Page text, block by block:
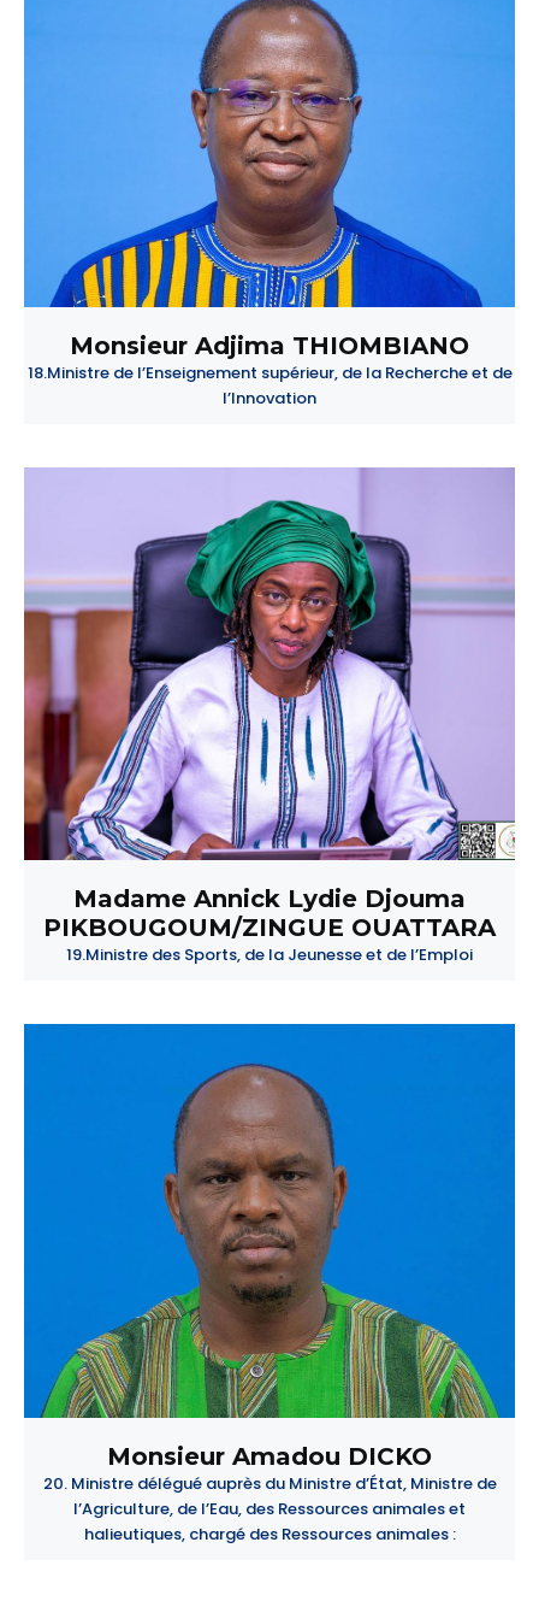
Monsieur Adjima THIOMBIANO
18.Ministre de l’Enseignement supérieur, de la Recherche et de
l’Innovation
Madame Annick Lydie Djouma
PIKBOUGOUM/ZINGUE OUATTARA
19.Ministre des Sports, de la Jeunesse et de l’Emploi
Monsieur Amadou DICKO
20. Ministre délégué auprès du Ministre d’État, Ministre de
l’Agriculture, de l’Eau, des Ressources animales et
halieutiques, chargé des Ressources animales :